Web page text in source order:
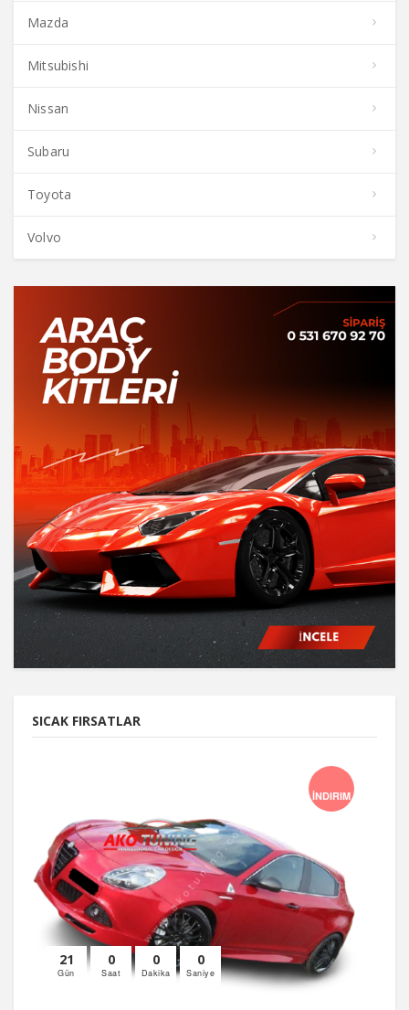
Mazda
Mitsubishi
Nissan
Subaru
Toyota
Volvo
SICAK FIRSATLAR
İNDIRIM
21
Gün
0
Saat
0
Dakika
0
Saniye